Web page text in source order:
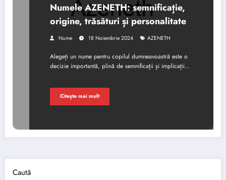
Numele AZENETH: semnificație,
origine, trăsături și personalitate
Nume 18 Noiembrie 2024 AZENETH
Alegeți un nume pentru copilul dumneavoastră este o
decizie importantă, plină de semnificații și implicații…
Citește mai mult
Caută